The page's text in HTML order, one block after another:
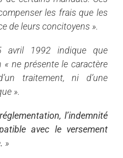
les frais que les
de leurs concitoyens ».
avril 1992 indique que
« ne présente le caractère
traitement, ni d’une
».
l’indemnité
avec le versement
»